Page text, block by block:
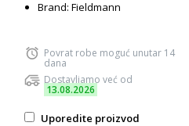
Brand: Fieldmann
Povrat robe moguć unutar 14
dana
Dostavljamo već od
13.08.2026
Uporedite proizvod